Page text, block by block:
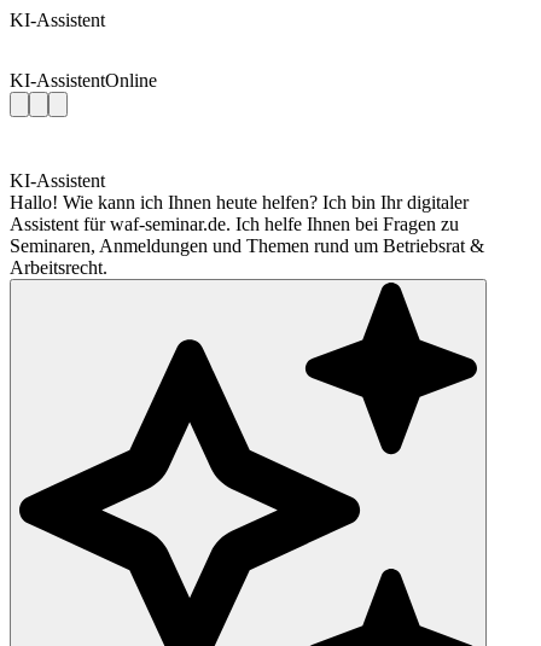
KI-Assistent
KI-AssistentOnline
KI-Assistent
Hallo! Wie kann ich Ihnen heute helfen? Ich bin Ihr digitaler
Assistent für waf-seminar.de. Ich helfe Ihnen bei Fragen zu
Seminaren, Anmeldungen und Themen rund um Betriebsrat &
Arbeitsrecht.